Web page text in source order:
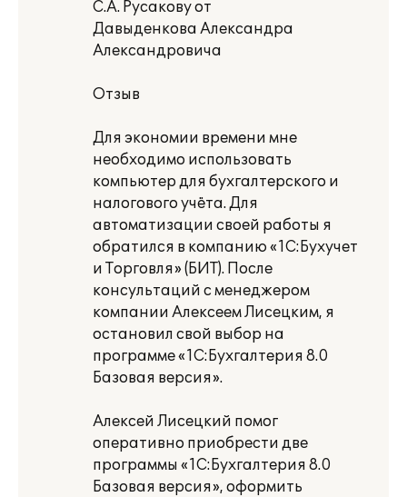
С.А. Русакову от
Давыденкова Александра
Александровича
Отзыв
Для экономии времени мне
необходимо использовать
компьютер для бухгалтерского и
налогового учёта. Для
автоматизации своей работы я
обратился в компанию «1С:Бухучет
и Торговля» (БИТ). После
консультаций с менеджером
компании Алексеем Лисецким, я
остановил свой выбор на
программе «1С:Бухгалтерия 8.0
Базовая версия».
Алексей Лисецкий помог
оперативно приобрести две
программы «1С:Бухгалтерия 8.0
Базовая версия», оформить